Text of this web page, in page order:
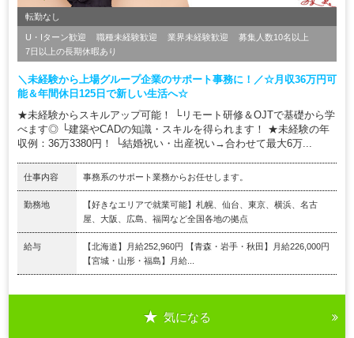
転勤なし
U・Iターン歓迎 職種未経験歓迎 業界未経験歓迎
募集人数10名以上
7日以上の長期休暇あり
＼未経験から上場グループ企業のサポート事務に！／☆月収36万円可
能＆年間休日125日で新しい生活へ☆
★未経験からスキルアップ可能！ └リモート研修＆OJTで基礎から学
べます◎ └建築やCADの知識・スキルを得られます！ ★未経験の年
収例：36万3380円！ └結婚祝い・出産祝い→合わせて最大6万...
仕事内容 事務系のサポート業務からお任せします。
勤務地
【好きなエリアで就業可能】札幌、仙台、東京、横浜、名古
屋、大阪、広島、福岡など全国各地の拠点
給与
【北海道】月給252,960円 【青森・岩手・秋田】月給226,000円
【宮城・山形・福島】月給...
気になる